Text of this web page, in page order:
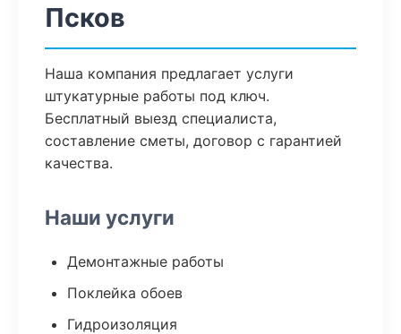
Псков
Наша компания предлагает услуги
штукатурные работы под ключ.
Бесплатный выезд специалиста,
составление сметы, договор с гарантией
качества.
Наши услуги
Демонтажные работы
Поклейка обоев
Гидроизоляция